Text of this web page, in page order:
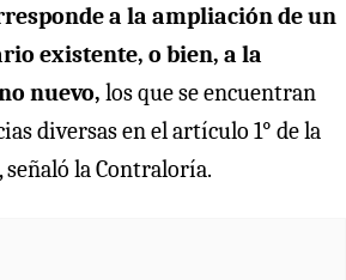
a la ampliación de un
existente, o bien, a la
nuevo, los que se encuentran
diversas en el artículo 1° de la
señaló la Contraloría.